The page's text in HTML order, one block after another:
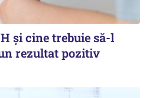
și cine trebuie să-l
rezultat pozitiv